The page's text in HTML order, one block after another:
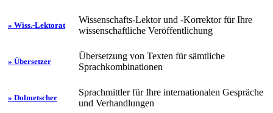
» Wiss.-Lektorat
Wissenschafts-Lektor und -Korrektor für Ihre
wissenschaftliche Veröffentlichung
» Übersetzer
Übersetzung von Texten für sämtliche
Sprachkombinationen
» Dolmetscher
Sprachmittler für Ihre internationalen Gespräche
und Verhandlungen